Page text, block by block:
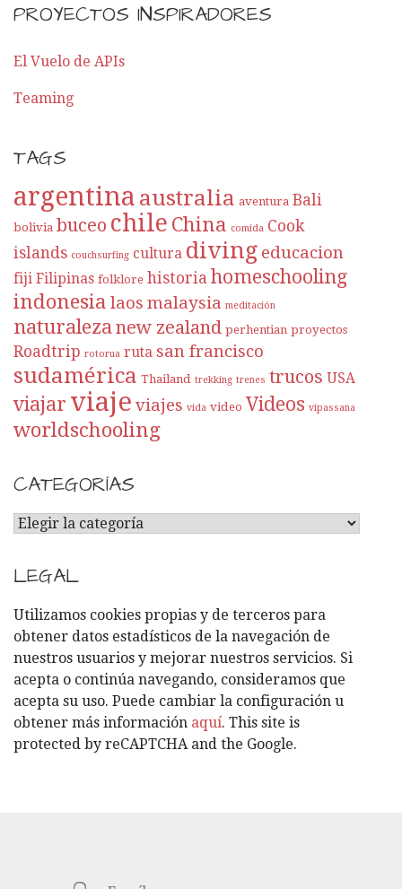
PROYECTOS INSPIRADORES
El Vuelo de APIs
Teaming
TAGS
argentina australia aventura Bali
bolivia buceo chile China comida Cook
islands couchsurfing cultura diving educacion
fiji Filipinas folklore historia homeschooling
indonesia laos malaysia meditación
naturalezanew zealand perhentian proyectos
Roadtrip rotorua ruta san francisco
sudamérica Thailand trekking trenes trucos USA
viajar viaje viajes vida video Videos vipassana
worldschooling
CATEGORÍAS
C
T
E
G
O
R
Í
A
S
LEGAL
Utilizamos cookies propias y de terceros para
obtener datos estadísticos de la navegación de
nuestros usuarios y mejorar nuestros servicios. Si
acepta o continúa navegando, consideramos que
acepta su uso. Puede cambiar la configuración u
obtener más información aquí. This site is
protected by reCAPTCHA and the Google.